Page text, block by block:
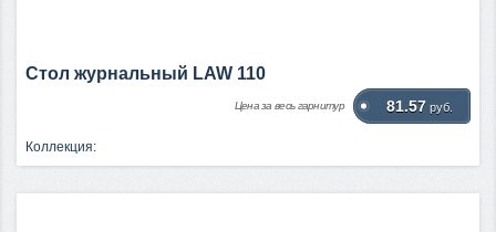
Стол журнальный LAW 110
Цена за весь гарнитур 81.57 руб.
Коллекция: